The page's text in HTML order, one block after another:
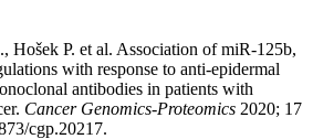
Hošek P. et al. Association of miR-125b,
with response to anti-epidermal
antibodies in patients with
Cancer Genomics-Proteomics 2020; 17
cgp.20217.